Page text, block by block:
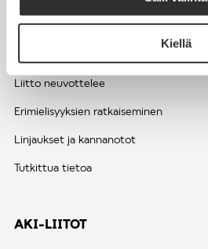
Kiellä
EDUNVALVONTA
Liitto neuvottelee
Erimielisyyksien ratkaiseminen
Linjaukset ja kannanotot
Tutkittua tietoa
AKI-LIITOT